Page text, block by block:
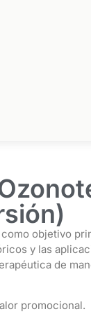
objetivo
y las
de
promocional.